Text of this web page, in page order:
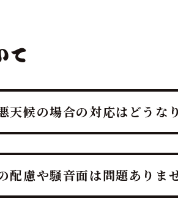
最高のカタルシスを提供することが
て
天候の場合の対応はどうな
なしに基づき、雨天・悪天候時も柔
管理を徹底し、最高のエンタメと贅沢
配慮や騒音面は問題ありま